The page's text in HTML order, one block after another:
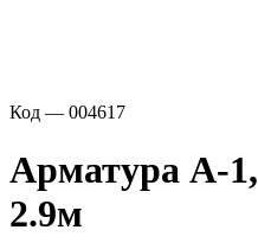
Код — 004617
Арматура А-
2.9м